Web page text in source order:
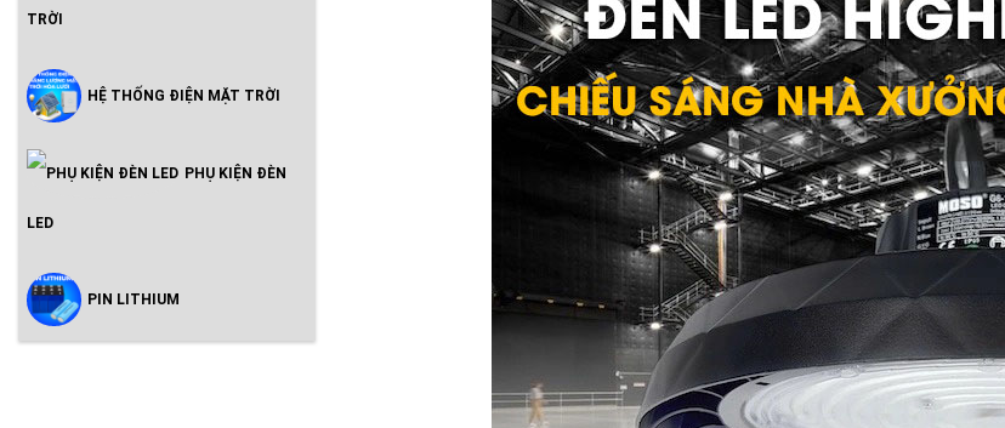
TRỜI
HỆ THỐNG ĐIỆN MẶT TRỜI
Inveter Hòa Lưới Có Lưu Trữ -
PHỤ KIỆN ĐÈN
LED
PIN LITHIUM